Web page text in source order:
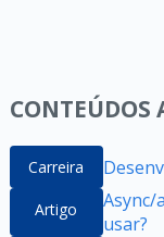
CONTEÚDOS
Carreira
Artigo
Async/
usar?